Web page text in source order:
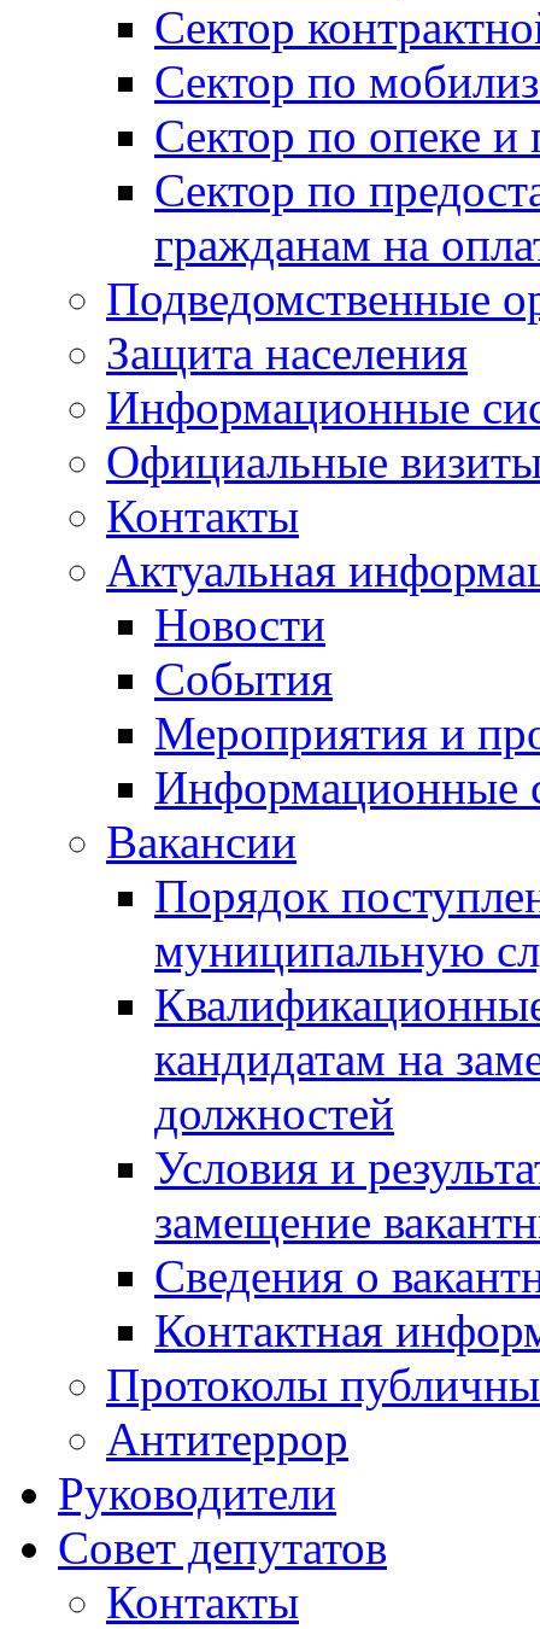
Сектор
Сектор по
Сектор по опеке и
Сектор по
гражданам на
Подведомственные
Защита населения
Информационные
Официальные
Контакты
Актуальная
Новости
События
Мероприятия и
Информационные
Вакансии
Порядок
муниципальную
кандидатам на
должностей
Условия и
замещение
Сведения о
Контактная
Протоколы
Антитеррор
Руководители
Совет депутатов
Контакты